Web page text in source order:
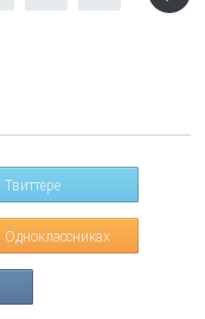
Твиттере
Одноклассниках